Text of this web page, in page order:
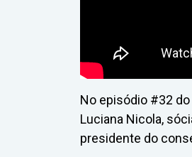
No episódio #32 do
Luciana Nicola,
presidente do